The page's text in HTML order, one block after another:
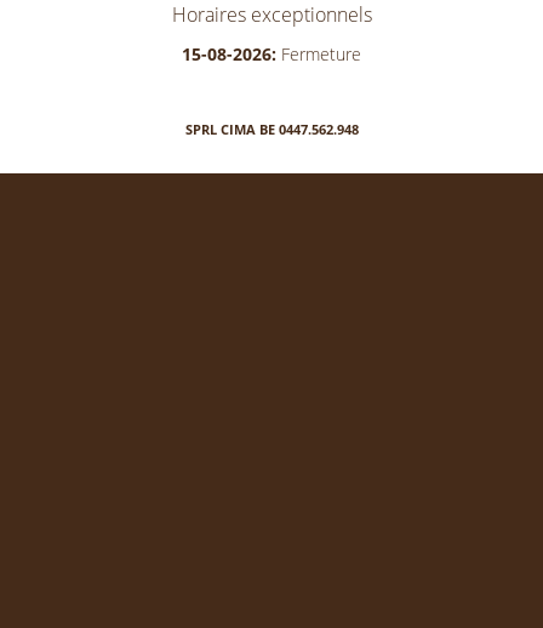
Horaires exceptionnels
15-08-2026: Fermeture
SPRL CIMA BE 0447.562.948